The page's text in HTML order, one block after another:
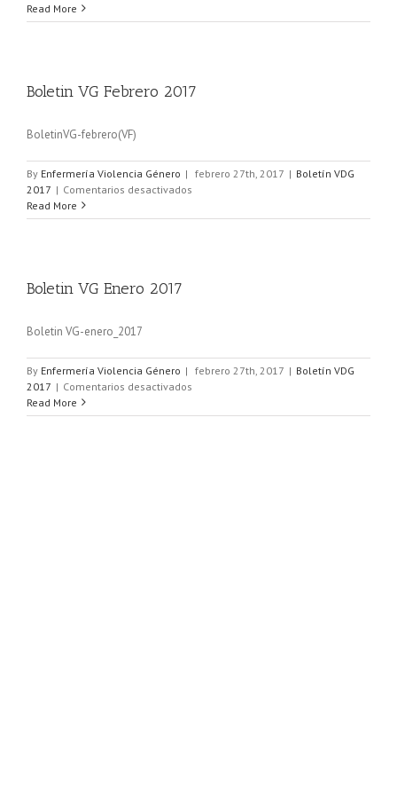
Read More
Boletin VG Febrero 2017
BoletinVG-febrero(VF)
By Enfermería Violencia Género | febrero 27th, 2017 | Boletín VDG
2017 | Comentarios desactivados
Read More
Boletin VG Enero 2017
Boletin VG-enero_2017
By Enfermería Violencia Género | febrero 27th, 2017 | Boletín VDG
2017 | Comentarios desactivados
Read More